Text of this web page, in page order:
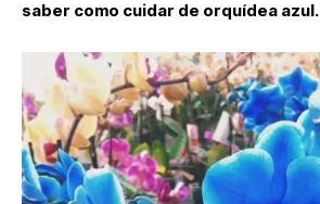
saber como cuidar de orquídea azul.